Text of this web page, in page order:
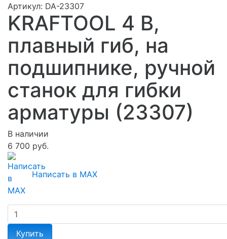
Артикул: DA-23307
KRAFTOOL 4 B,
плавный гиб, на
подшипнике, ручной
станок для гибки
арматуры (23307)
В наличии
6 700 руб.
Написать в MAX
Купить